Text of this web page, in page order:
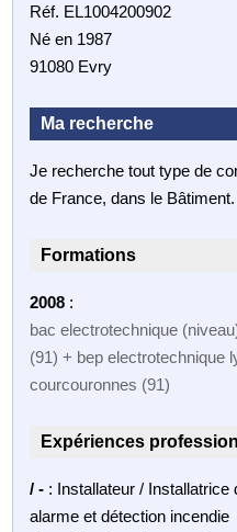
Réf. EL1004200902
Né en 1987
91080 Evry
Ma recherche
Je recherche tout type de
de France, dans le Bâtiment.
Formations
2008 :
bac electrotechnique
(91) + bep electrotechnique
courcouronnes (91)
Expériences
/ - : Installateur /
alarme et détection incendie